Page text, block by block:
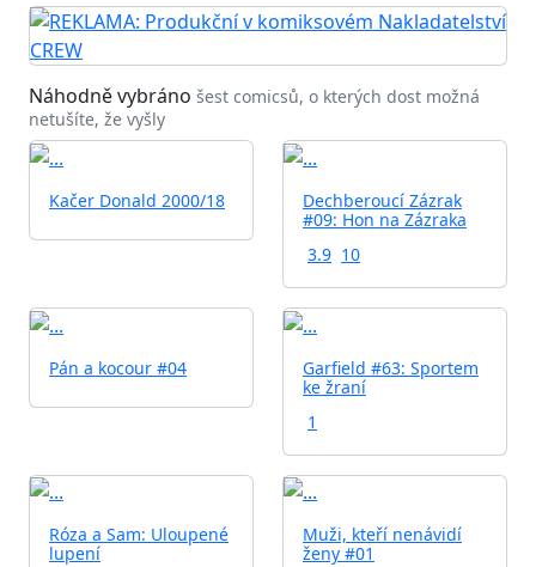
Náhodně vybráno šest comicsů, o kterých dost možná
netušíte, že vyšly
Kačer Donald 2000/18
Dechberoucí Zázrak
#09: Hon na Zázraka
3.9 10
Pán a kocour #04
Garfield #63: Sportem
ke žraní
1
Róza a Sam: Uloupené
lupení
Muži, kteří nenávidí
ženy #01